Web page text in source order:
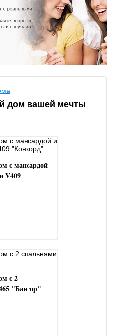
дом вашей мечты
с мансардой
V409
с 2
"Бангор"